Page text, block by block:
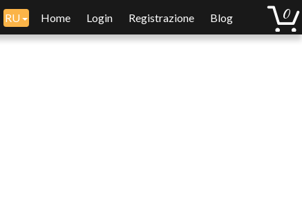
RU Home Login Registrazione Blog